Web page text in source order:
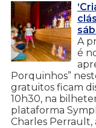
A
é
Porquinhos”
gratuitos ficam
10h30, na
plataforma
Charles Perrault,